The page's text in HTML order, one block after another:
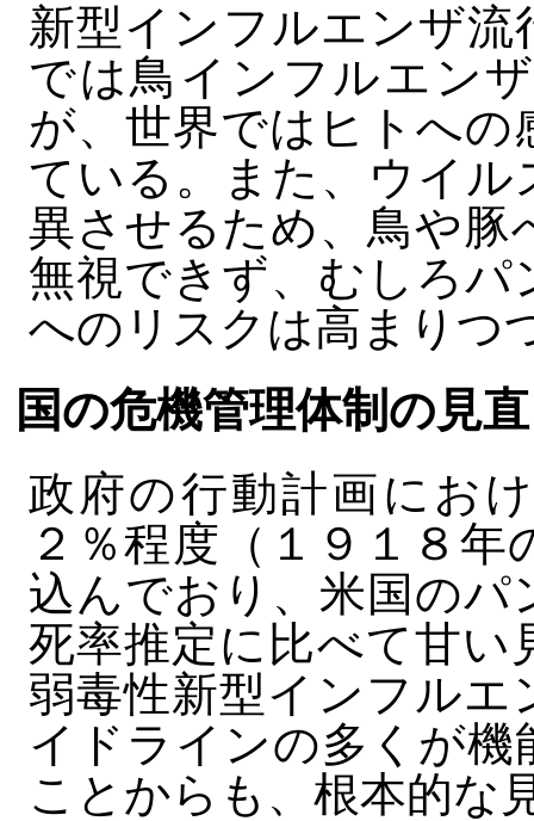
新型インフルエンザ
では鳥インフルエン
が、世界ではヒトへ
ている。また、ウイル
異させるため、鳥や豚
無視できず、むしろパ
へのリスクは高まりつ
国の危機管理体制の見
政府の行動計画にお
２％程度（１９１８
込んでおり、米国のパ
死率推定に比べて甘い
弱毒性新型インフルエ
イドラインの多くが
ことからも、根本的な